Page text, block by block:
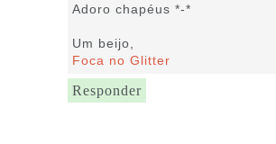
Adoro chapéus *-*
Um beijo,
Foca no Glitter
Responder